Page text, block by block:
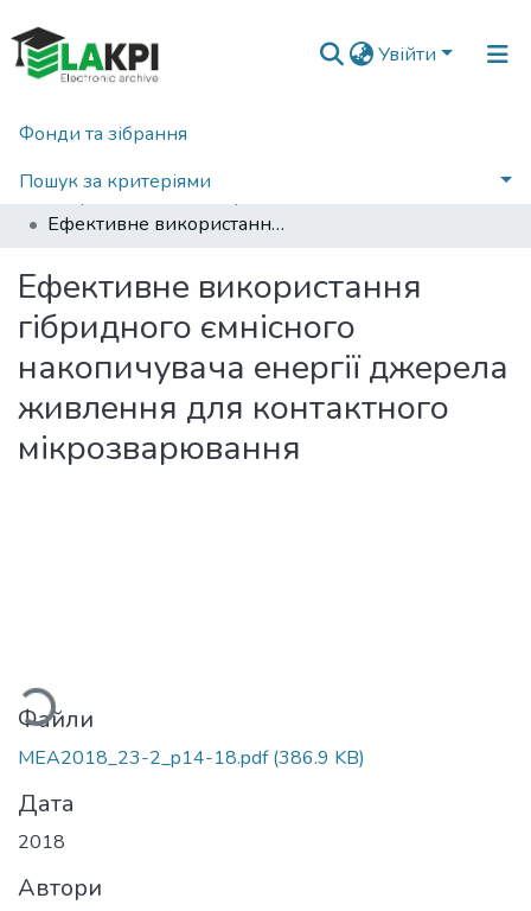
Увійти
Фонди та зібрання
Пошук за критеріями
Статистика
Головна
Наукова періодика
Ефективне використання гібридного ємнісного накопичувача енергії джерела живлення для контактного мікрозварювання
Ефективне використання
гібридного ємнісного
накопичувача енергії джерела
живлення для контактного
мікрозварювання
Файли
MEA2018_23-2_p14-18.pdf(386.9 KB)
Дата
2018
Автори